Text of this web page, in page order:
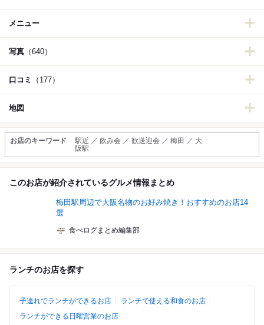
メニュー
写真 （640）
口コミ （177）
地図
お店のキーワード
駅近 ／ 飲み会 ／ 歓送迎会 ／ 梅田 ／ 大
阪駅
このお店が紹介されているグルメ情報まとめ
梅田駅周辺で大阪名物のお好み焼き！おすすめのお店14
選
食べログまとめ編集部
ランチのお店を探す
子連れでランチができるお店
ランチで使える和食のお店
ランチができる日曜営業のお店